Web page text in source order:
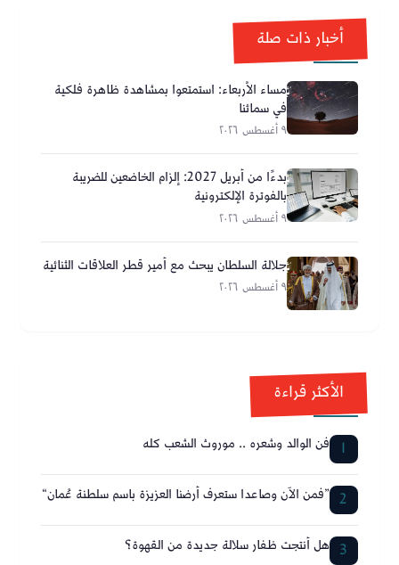
أخبار ذات صلة
مساء الأربعاء: استمتعوا بمشاهدة ظاهرة فلكية
في سمائنا
٩ أغسطس ٢٠٢٦
بدءًا من أبريل 2027: إلزام الخاضعين للضريبة
بالفوترة الإلكترونية
٩ أغسطس ٢٠٢٦
جلالة السلطان يبحث مع أمير قطر العلاقات الثنائية
٩ أغسطس ٢٠٢٦
الأكثر قراءة
1 فن الوالد وشعره .. موروث الشعب كله
2 ”فمن الآن وصاعدا ستعرف أرضنا العزيزة باسم سلطنة عُمان“
3 هل أنتجت ظفار سلالة جديدة من القهوة؟